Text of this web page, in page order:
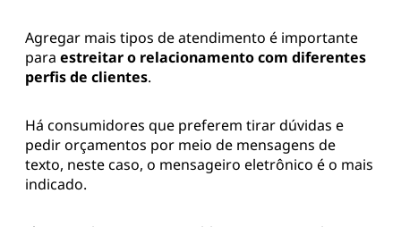
Agregar mais tipos de atendimento é importante
para estreitar o relacionamento com diferentes
perfis de clientes.
Há consumidores que preferem tirar dúvidas e
pedir orçamentos por meio de mensagens de
texto, neste caso, o mensageiro eletrônico é o mais
indicado.